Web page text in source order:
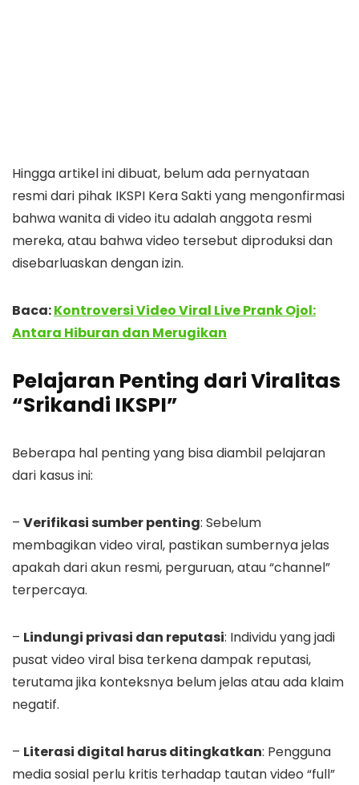
Hingga artikel ini dibuat, belum ada pernyataan
resmi dari pihak IKSPI Kera Sakti yang mengonfirmasi
bahwa wanita di video itu adalah anggota resmi
mereka, atau bahwa video tersebut diproduksi dan
disebarluaskan dengan izin.
Baca:Kontroversi Video Viral Live Prank Ojol:
Antara Hiburan dan Merugikan
Pelajaran Penting dari Viralitas
“Srikandi IKSPI”
Beberapa hal penting yang bisa diambil pelajaran
dari kasus ini:
– Verifikasi sumber penting: Sebelum
membagikan video viral, pastikan sumbernya jelas
apakah dari akun resmi, perguruan, atau “channel”
terpercaya.
– Lindungi privasi dan reputasi: Individu yang jadi
pusat video viral bisa terkena dampak reputasi,
terutama jika konteksnya belum jelas atau ada klaim
negatif.
– Literasi digital harus ditingkatkan: Pengguna
media sosial perlu kritis terhadap tautan video “full”